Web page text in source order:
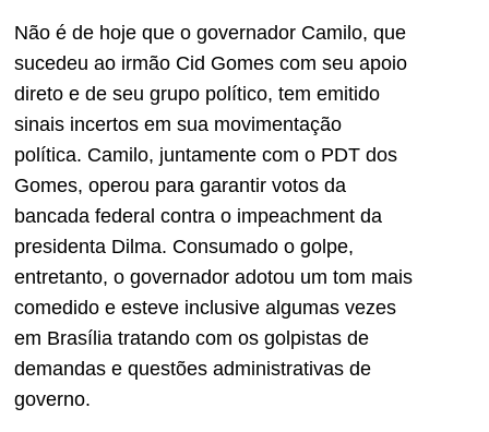
Não é de hoje que o governador Camilo, que
sucedeu ao irmão Cid Gomes com seu apoio
direto e de seu grupo político, tem emitido
sinais incertos em sua movimentação
política. Camilo, juntamente com o PDT dos
Gomes, operou para garantir votos da
bancada federal contra o impeachment da
presidenta Dilma. Consumado o golpe,
entretanto, o governador adotou um tom mais
comedido e esteve inclusive algumas vezes
em Brasília tratando com os golpistas de
demandas e questões administrativas de
governo.